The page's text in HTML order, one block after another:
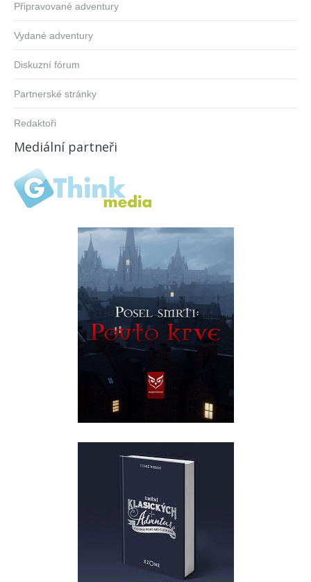
Připravované adventury
Vydané adventury
Diskuzní fórum
Partnerské stránky
Redaktoři
Mediální partneři